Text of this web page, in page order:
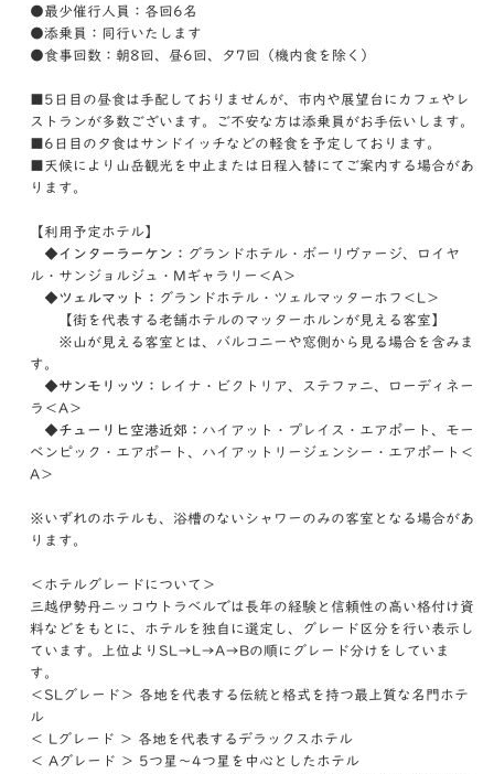
●最少催行人員：各回6名
●添乗員：同行いたします
●食事回数：朝8回、昼6回、夕7回（機内食を除く）
■5日目の昼食は手配しておりませんが、市内や展望台にカフェやレ
ストランが多数ございます。ご不安な方は添乗員がお手伝いします。
■6日目の夕食はサンドイッチなどの軽食を予定しております。
■天候により山岳観光を中止または日程入替にてご案内する場合があ
ります。
【利用予定ホテル】
◆インターラーケン： グランドホテル・ボーリヴァージ、ロイヤ
ル・サンジョルジュ・Mギャラリー＜A＞
◆ツェルマット： グランドホテル・ツェルマッターホフ＜L＞
【街を代表する老舗ホテルのマッターホルンが見える客室】
※山が見える客室とは、バルコニーや窓側から見る場合を含みま
す。
◆サンモリッツ：
レイナ・ビクトリア、ステファニ、ローディネー
ラ＜A＞
◆チューリヒ空港近郊： ハイアット・プレイス・エアポート、モー
ベンピック・エアポート、ハイアットリージェンシー・エアポート＜
A＞
※いずれのホテルも、浴槽のないシャワーのみの客室となる場合があ
ります。
＜ホテルグレードについて＞
三越伊勢丹ニッコウトラベルでは長年の経験と信頼性の高い格付け資
料などをもとに、ホテルを独自に選定し、グレード区分を行い表示し
ています。上位よりSL→L→A→Bの順にグレード分けをしていま
す。
＜SLグレード＞ 各地を代表する伝統と格式を持つ最上質な名門ホテ
ル
＜ Lグレード ＞ 各地を代表するデラックスホテル
＜ Aグレード ＞ 5つ星～4つ星を中心としたホテル